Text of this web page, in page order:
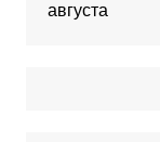
августа